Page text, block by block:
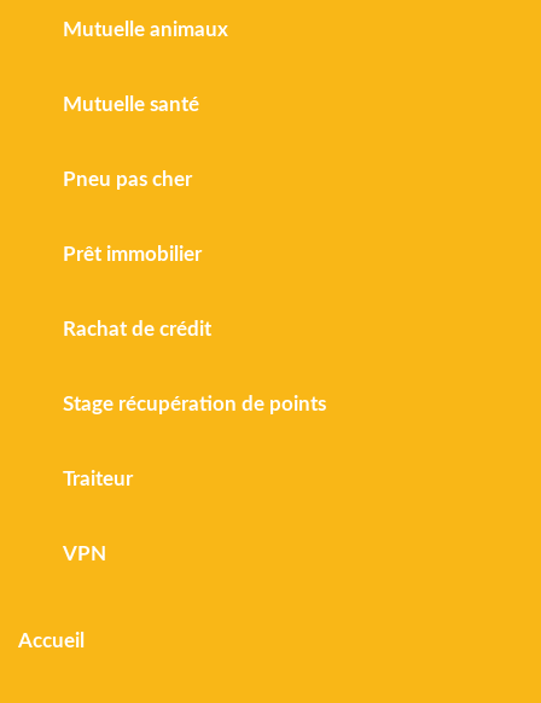
Mutuelle animaux
Mutuelle santé
Pneu pas cher
Prêt immobilier
Rachat de crédit
Stage récupération de points
Traiteur
VPN
Accueil